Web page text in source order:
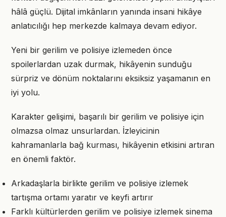
hâlâ güçlü. Dijital imkânların yanında insani hikâye
anlatıcılığı hep merkezde kalmaya devam ediyor.
Yeni bir gerilim ve polisiye izlemeden önce
spoilerlardan uzak durmak, hikâyenin sunduğu
sürpriz ve dönüm noktalarını eksiksiz yaşamanın en
iyi yolu.
Karakter gelişimi, başarılı bir gerilim ve polisiye için
olmazsa olmaz unsurlardan. İzleyicinin
kahramanlarla bağ kurması, hikâyenin etkisini artıran
en önemli faktör.
Arkadaşlarla birlikte gerilim ve polisiye izlemek
tartışma ortamı yaratır ve keyfi artırır
Farklı kültürlerden gerilim ve polisiye izlemek sinema